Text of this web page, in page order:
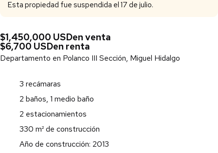
Esta propiedad fue suspendida el 17 de julio.
$1,450,000 USDen venta
$6,700 USDen renta
Departamento en Polanco III Sección, Miguel Hidalgo
3 recámaras
2 baños, 1 medio baño
2 estacionamientos
330 m² de construcción
Año de construcción: 2013